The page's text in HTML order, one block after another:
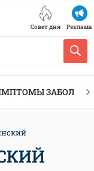
Совет дня Реклама